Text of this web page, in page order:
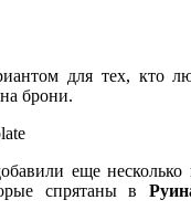
для тех, кто
брони.
еще
спрятаны в